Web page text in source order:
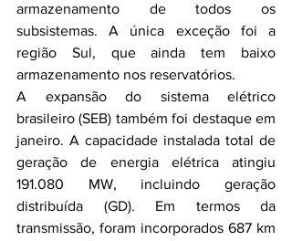
armazenamento de todos os
subsistemas. A única exceção foi a
região Sul, que ainda tem baixo
armazenamento nos reservatórios.
A expansão do sistema elétrico
brasileiro (SEB) também foi destaque em
janeiro. A capacidade instalada total de
geração de energia elétrica atingiu
191.080 MW, incluindo geração
distribuída (GD). Em termos da
transmissão, foram incorporados 687 km